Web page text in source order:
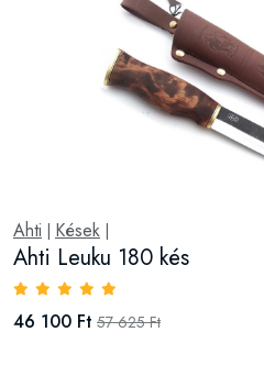
Ahti Kések
Ahti Leuku 180 kés
46 100 Ft 57 625 Ft